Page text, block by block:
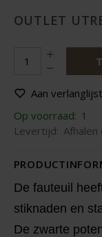
OUTLET
Aan
Op voorraad: 1
Levertijd: Afhalen
De fauteuil
stiknaden en
De zwarte